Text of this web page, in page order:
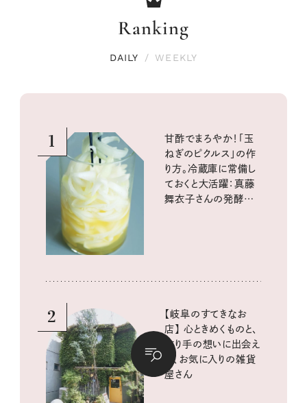
Ranking
DAILY / WEEKLY
1
甘酢でまろやか！「玉
ねぎのピクルス」の作
り方。冷蔵庫に常備し
ておくと大活躍：真藤
舞衣子さんの発酵と
2
【岐阜のすてきなお
店】 心ときめくものと、
作り手の想いに出会え
る、お気に入りの雑貨
屋さん